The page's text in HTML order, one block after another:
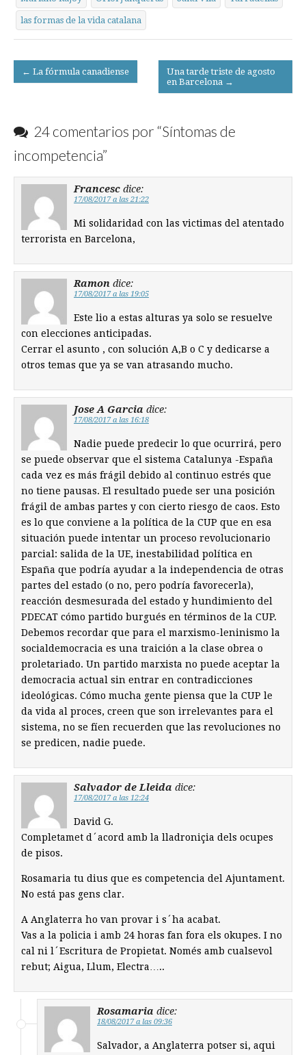
las formas de la vida catalana
Post
navigation
← La fórmula canadiense
Una tarde triste de agosto
en Barcelona →
24 comentarios por “Síntomas de
incompetencia”
Francesc dice:
17/08/2017 a las 21:22
Mi solidaridad con las victimas del atentado
terrorista en Barcelona,
Ramon dice:
17/08/2017 a las 19:05
Este lio a estas alturas ya solo se resuelve
con elecciones anticipadas.
Cerrar el asunto , con solución A,B o C y dedicarse a
otros temas que ya se van atrasando mucho.
Jose A Garcia dice:
17/08/2017 a las 16:18
Nadie puede predecir lo que ocurrirá, pero
se puede observar que el sistema Catalunya -España
cada vez es más frágil debido al continuo estrés que
no tiene pausas. El resultado puede ser una posición
frágil de ambas partes y con cierto riesgo de caos. Esto
es lo que conviene a la política de la CUP que en esa
situación puede intentar un proceso revolucionario
parcial: salida de la UE, inestabilidad política en
España que podría ayudar a la independencia de otras
partes del estado (o no, pero podría favorecerla),
reacción desmesurada del estado y hundimiento del
PDECAT cómo partido burgués en términos de la CUP.
Debemos recordar que para el marxismo-leninismo la
socialdemocracia es una traición a la clase obrea o
proletariado. Un partido marxista no puede aceptar la
democracia actual sin entrar en contradicciones
ideológicas. Cómo mucha gente piensa que la CUP le
da vida al proces, creen que son irrelevantes para el
sistema, no se fíen recuerden que las revoluciones no
se predicen, nadie puede.
Salvador de Lleida dice:
17/08/2017 a las 12:24
David G.
Completamet d´acord amb la lladroniçia dels ocupes
de pisos.
Rosamaria tu dius que es competencia del Ajuntament.
No está pas gens clar.
A Anglaterra ho van provar i s´ha acabat.
Vas a la policia i amb 24 horas fan fora els okupes. I no
cal ni l´Escritura de Propietat. Només amb cualsevol
rebut; Aigua, Llum, Electra…..
Rosamaria dice:
18/08/2017 a las 09:36
Salvador, a Anglaterra potser si, aqui